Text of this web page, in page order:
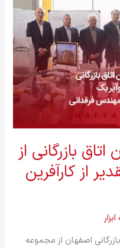
بازرگانی از
از کارآفرین
اصفهان از مجموعه